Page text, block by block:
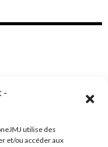
-
utilise des
et/ou accéder aux